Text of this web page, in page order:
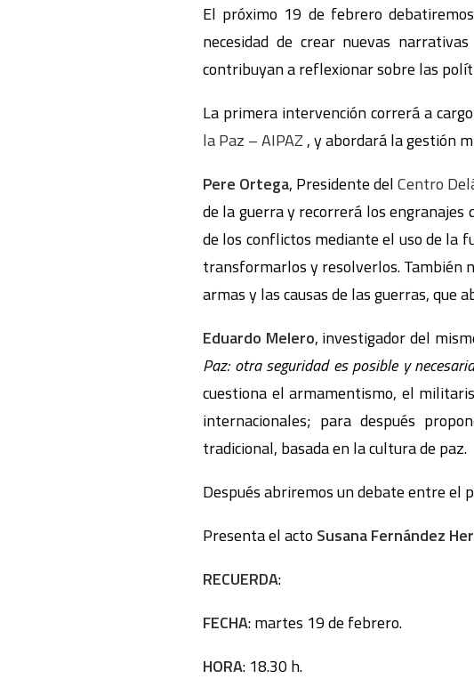
El próximo 19 de febrero
necesidad de crear nuevas
contribuyan a reflexionar sobre las
La primera intervención correrá a
la Paz – AIPAZ , y abordará la gestión
Pere Ortega, Presidente delCentro
de la guerra y recorrerá los engranajes
de los conflictos mediante el uso de la
transformarlos y resolverlos. También
armas y las causas de las guerras, que
Eduardo Melero, investigador del
Paz: otra seguridad es posible y necesaria
cuestiona el armamentismo, el
internacionales; para después
tradicional, basada en la cultura de paz.
Después abriremos un debate entre el
Presenta el acto Susana Fernández
RECUERDA:
FECHA: martes 19 de febrero.
HORA: 18.30 h.